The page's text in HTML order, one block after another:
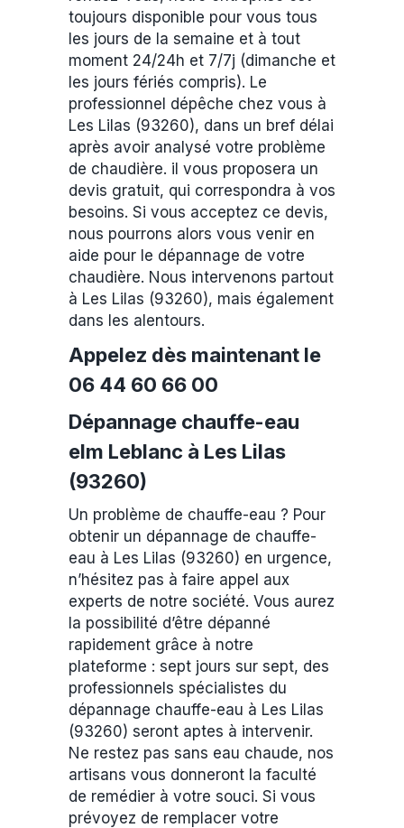
toujours disponible pour vous tous
les jours de la semaine et à tout
moment 24/24h et 7/7j (dimanche et
les jours fériés compris). Le
professionnel dépêche chez vous à
Les Lilas (93260), dans un bref délai
après avoir analysé votre problème
de chaudière. il vous proposera un
devis gratuit, qui correspondra à vos
besoins. Si vous acceptez ce devis,
nous pourrons alors vous venir en
aide pour le dépannage de votre
chaudière. Nous intervenons partout
à Les Lilas (93260), mais également
dans les alentours.
Appelez dès maintenant le
06 44 60 66 00
Dépannage chauffe-eau
elm Leblanc à Les Lilas
(93260)
Un problème de chauffe-eau ? Pour
obtenir un dépannage de chauffe-
eau à Les Lilas (93260) en urgence,
n’hésitez pas à faire appel aux
experts de notre société. Vous aurez
la possibilité d’être dépanné
rapidement grâce à notre
plateforme : sept jours sur sept, des
professionnels spécialistes du
dépannage chauffe-eau à Les Lilas
(93260) seront aptes à intervenir.
Ne restez pas sans eau chaude, nos
artisans vous donneront la faculté
de remédier à votre souci. Si vous
prévoyez de remplacer votre